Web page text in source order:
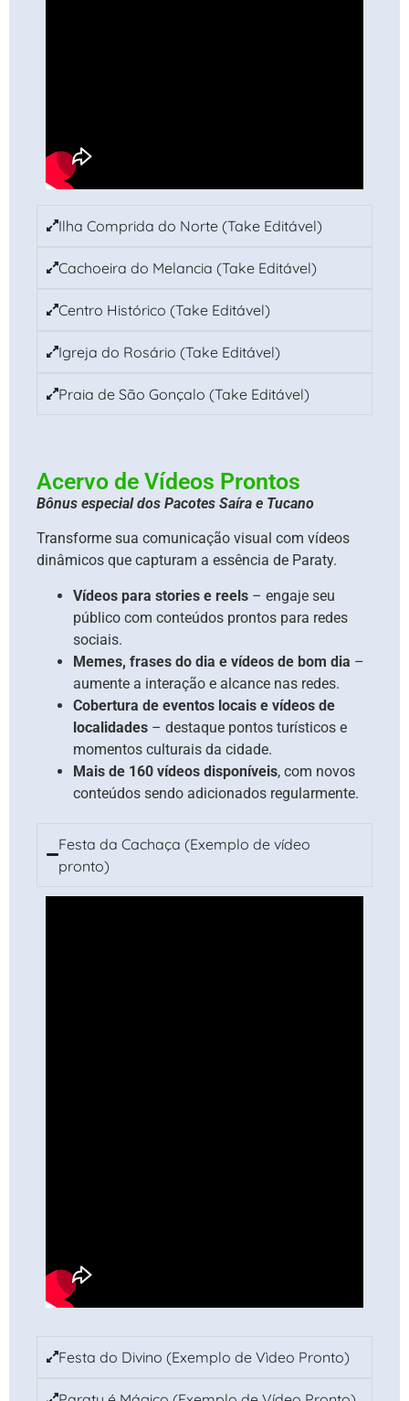
Ilha Comprida do Norte (Take Editável)
Cachoeira do Melancia (Take Editável)
Centro Histórico (Take Editável)
Igreja do Rosário (Take Editável)
Praia de São Gonçalo (Take Editável)
Acervo de Vídeos Prontos
Bônus especial dos Pacotes Saíra e Tucano
Transforme sua comunicação visual com vídeos
dinâmicos que capturam a essência de Paraty.
Vídeos para stories e reels – engaje seu
público com conteúdos prontos para redes
sociais.
Memes, frases do dia e vídeos de bom dia –
aumente a interação e alcance nas redes.
Cobertura de eventos locais e vídeos de
localidades – destaque pontos turísticos e
momentos culturais da cidade.
Mais de 160 vídeos disponíveis, com novos
conteúdos sendo adicionados regularmente.
Festa da Cachaça (Exemplo de vídeo
pronto)
Festa do Divino (Exemplo de Vìdeo Pronto)